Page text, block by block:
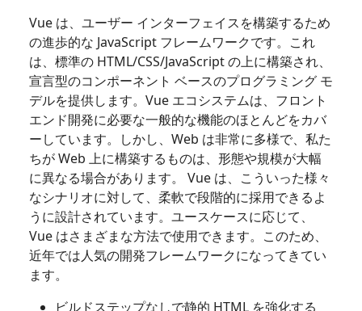
Vue は、ユーザー インターフェイスを構築するため
の進歩的な JavaScript フレームワークです。これ
は、標準の HTML/CSS/JavaScript の上に構築され、
宣言型のコンポーネント ベースのプログラミング モ
デルを提供します。Vue エコシステムは、フロント
エンド開発に必要な一般的な機能のほとんどをカバ
ーしています。しかし、Web は非常に多様で、私た
ちが Web 上に構築するものは、形態や規模が大幅
に異なる場合があります。 Vue は、こういった様々
なシナリオに対して、柔軟で段階的に採用できるよ
うに設計されています。ユースケースに応じて、
Vue はさまざまな方法で使用できます。このため、
近年では人気の開発フレームワークになってきてい
ます。
ビルドステップなしで静的 HTML を強化する